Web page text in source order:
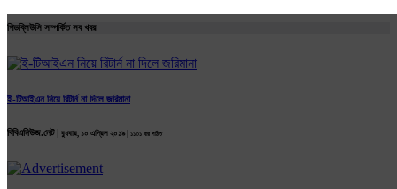
পিডব্লিউসি সম্পর্কিত সব খবর
ই-টিআইএন নিয়ে রিটার্ন না দিলে জরিমানা
বিবিএনিউজ.নেট | বুধবার, ১০ এপ্রিল ২০১৯ | ১১৩১ বার পঠিত